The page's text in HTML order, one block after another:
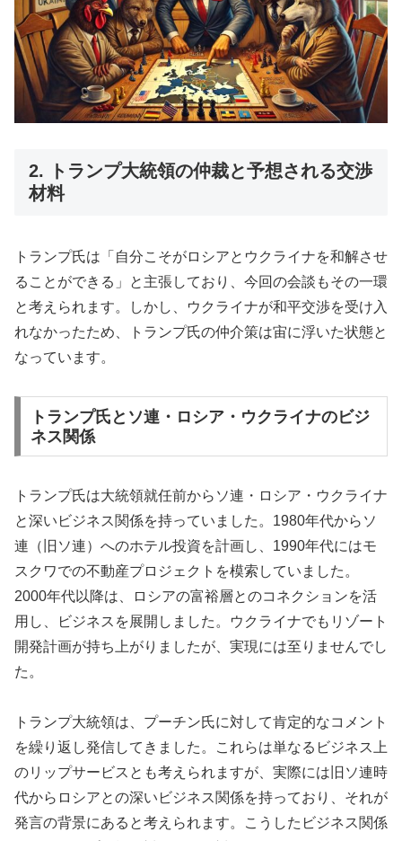
2. トランプ大統領の仲裁と予想される交渉
材料
トランプ氏は「自分こそがロシアとウクライナを和解させ
ることができる」と主張しており、今回の会談もその一環
と考えられます。しかし、ウクライナが和平交渉を受け入
れなかったため、トランプ氏の仲介策は宙に浮いた状態と
なっています。
トランプ氏とソ連・ロシア・ウクライナのビジ
ネス関係
トランプ氏は大統領就任前からソ連・ロシア・ウクライナ
と深いビジネス関係を持っていました。1980年代からソ
連（旧ソ連）へのホテル投資を計画し、1990年代にはモ
スクワでの不動産プロジェクトを模索していました。
2000年代以降は、ロシアの富裕層とのコネクションを活
用し、ビジネスを展開しました。ウクライナでもリゾート
開発計画が持ち上がりましたが、実現には至りませんでし
た。
トランプ大統領は、プーチン氏に対して肯定的なコメント
を繰り返し発信してきました。これらは単なるビジネス上
のリップサービスとも考えられますが、実際には旧ソ連時
代からロシアとの深いビジネス関係を持っており、それが
発言の背景にあると考えられます。こうしたビジネス関係